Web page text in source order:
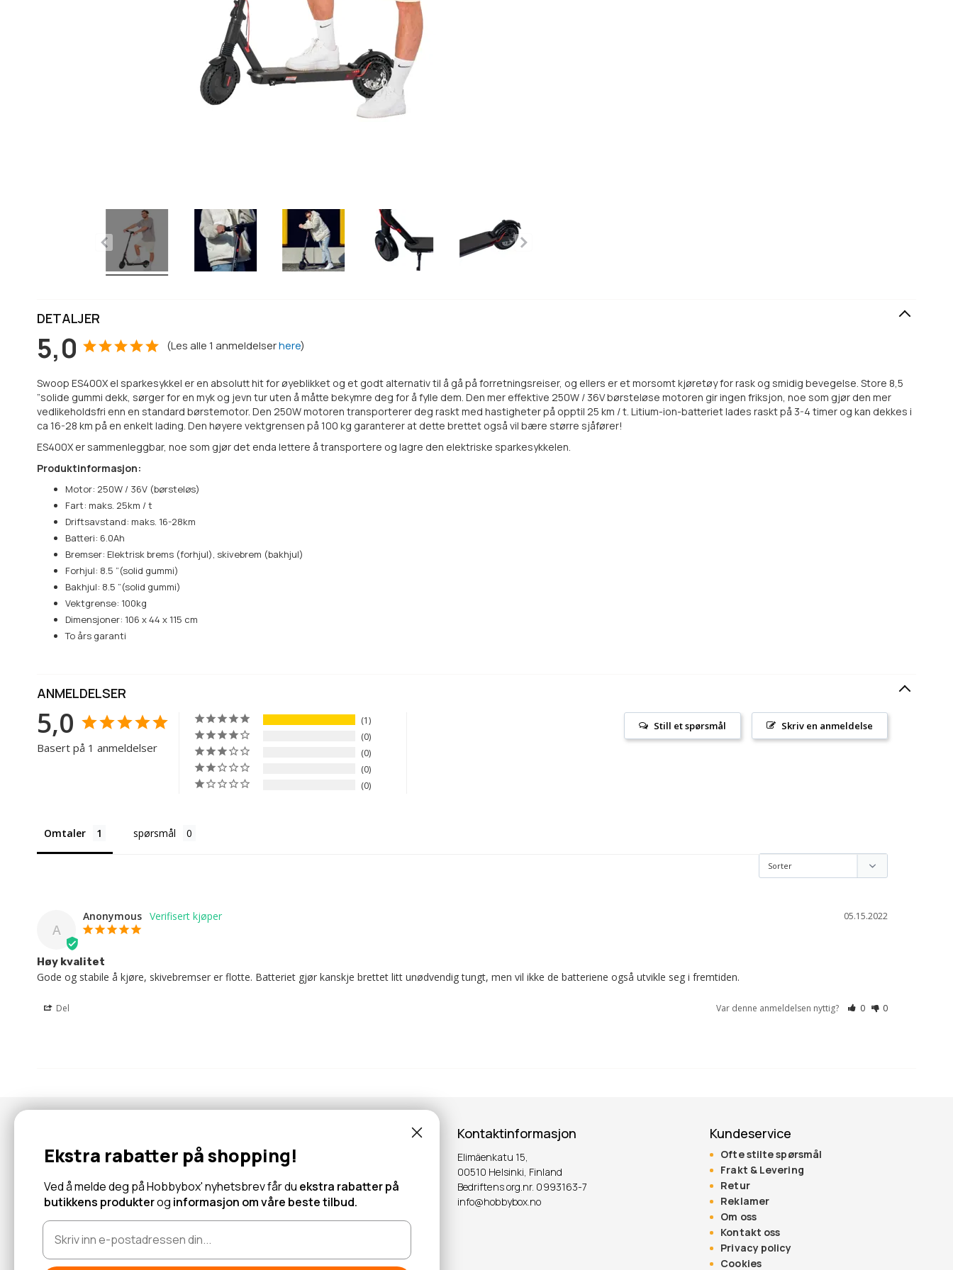
DETALJER
5,0 (Les alle1 anmeldelserhere)
Swoop ES400X el sparkesykkel er en absolutt hit for øyeblikket og et godt alternativ til å gå på forretningsreiser, og ellers er et morsomt kjøretøy for rask og smidig bevegelse. Store 8,5
”solide gummi dekk, sørger for en myk og jevn tur uten å måtte bekymre deg for å fylle dem. Den mer effektive 250W / 36V børsteløse motoren gir ingen friksjon, noe som gjør den mer
vedlikeholdsfri enn en standard børstemotor. Den 250W motoren transporterer deg raskt med hastigheter på opptil 25 km / t. Litium-ion-batteriet lades raskt på 3-4 timer og kan dekkes i
ca 16-28 km på en enkelt lading. Den høyere vektgrensen på 100 kg garanterer at dette brettet også vil bære større sjåfører!
ES400X er sammenleggbar, noe som gjør det enda lettere å transportere og lagre den elektriske sparkesykkelen.
Produktinformasjon:
Motor: 250W / 36V (børsteløs)
Fart: maks. 25km / t
Driftsavstand: maks. 16-28km
Batteri: 6.0Ah
Bremser: Elektrisk brems (forhjul), skivebrem (bakhjul)
Forhjul: 8.5 ”(solid gummi)
Bakhjul: 8.5 ”(solid gummi)
Vektgrense: 100kg
Dimensjoner: 106 x 44 x 115 cm
To års garanti
ANMELDELSER
5,0
Basert på 1 anmeldelser
1
0
0
0
0
Skriv en anmeldelse
Still et spørsmål
Omtaler spørsmål
A
05.15.2022
Anonymous
Høy kvalitet
Gode ​​og stabile å kjøre, skivebremser er flotte. Batteriet gjør kanskje brettet litt unødvendig tungt, men vil ikke de batteriene også utvikle seg i fremtiden.
Del Var denne anmeldelsen nyttig? 0 0
Abonner for å motta tilbud og informasjon om nye produkter!
OK
Les mer
Kontaktinformasjon
Elimäenkatu 15,
00510 Helsinki, Finland
Bedriftens org.nr. 0993163-7
info@hobbybox.no
Kundeservice
Ofte stilte spørsmål
Frakt & Levering
Retur
Reklamer
Om oss
Kontakt oss
Privacy policy
Cookies
Ekstra rabatter på shopping!
Ved å melde deg på Hobbybox' nyhetsbrev får du ekstra rabatter på
butikkens produkterog informasjon om våre beste tilbud.